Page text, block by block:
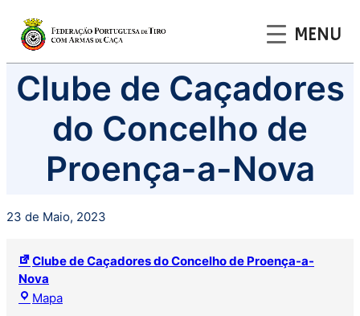
MENU
Saltar
para
conteúdo
Clube de Caçadores
do Concelho de
Proença-a-Nova
23 de Maio, 2023
Clube de Caçadores do Concelho de Proença-a-
Nova
MapaClube